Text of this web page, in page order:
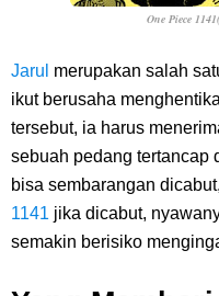
One Piece
Jarul merupakan salah
ikut berusaha
tersebut, ia harus
sebuah pedang tertancap
bisa sembarangan
1141 jika dicabut,
semakin berisiko